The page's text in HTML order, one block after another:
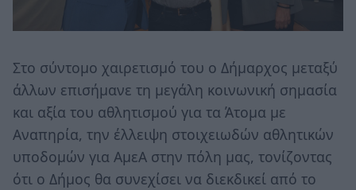
Στο σύντομο χαιρετισμό του ο Δήμαρχος μεταξύ
άλλων επισήμανε τη μεγάλη κοινωνική σημασία
και αξία του αθλητισμού για τα Άτομα με
Αναπηρία, την έλλειψη στοιχειωδών αθλητικών
υποδομών για ΑμεΑ στην πόλη μας, τονίζοντας
ότι ο Δήμος θα συνεχίσει να διεκδικεί από το